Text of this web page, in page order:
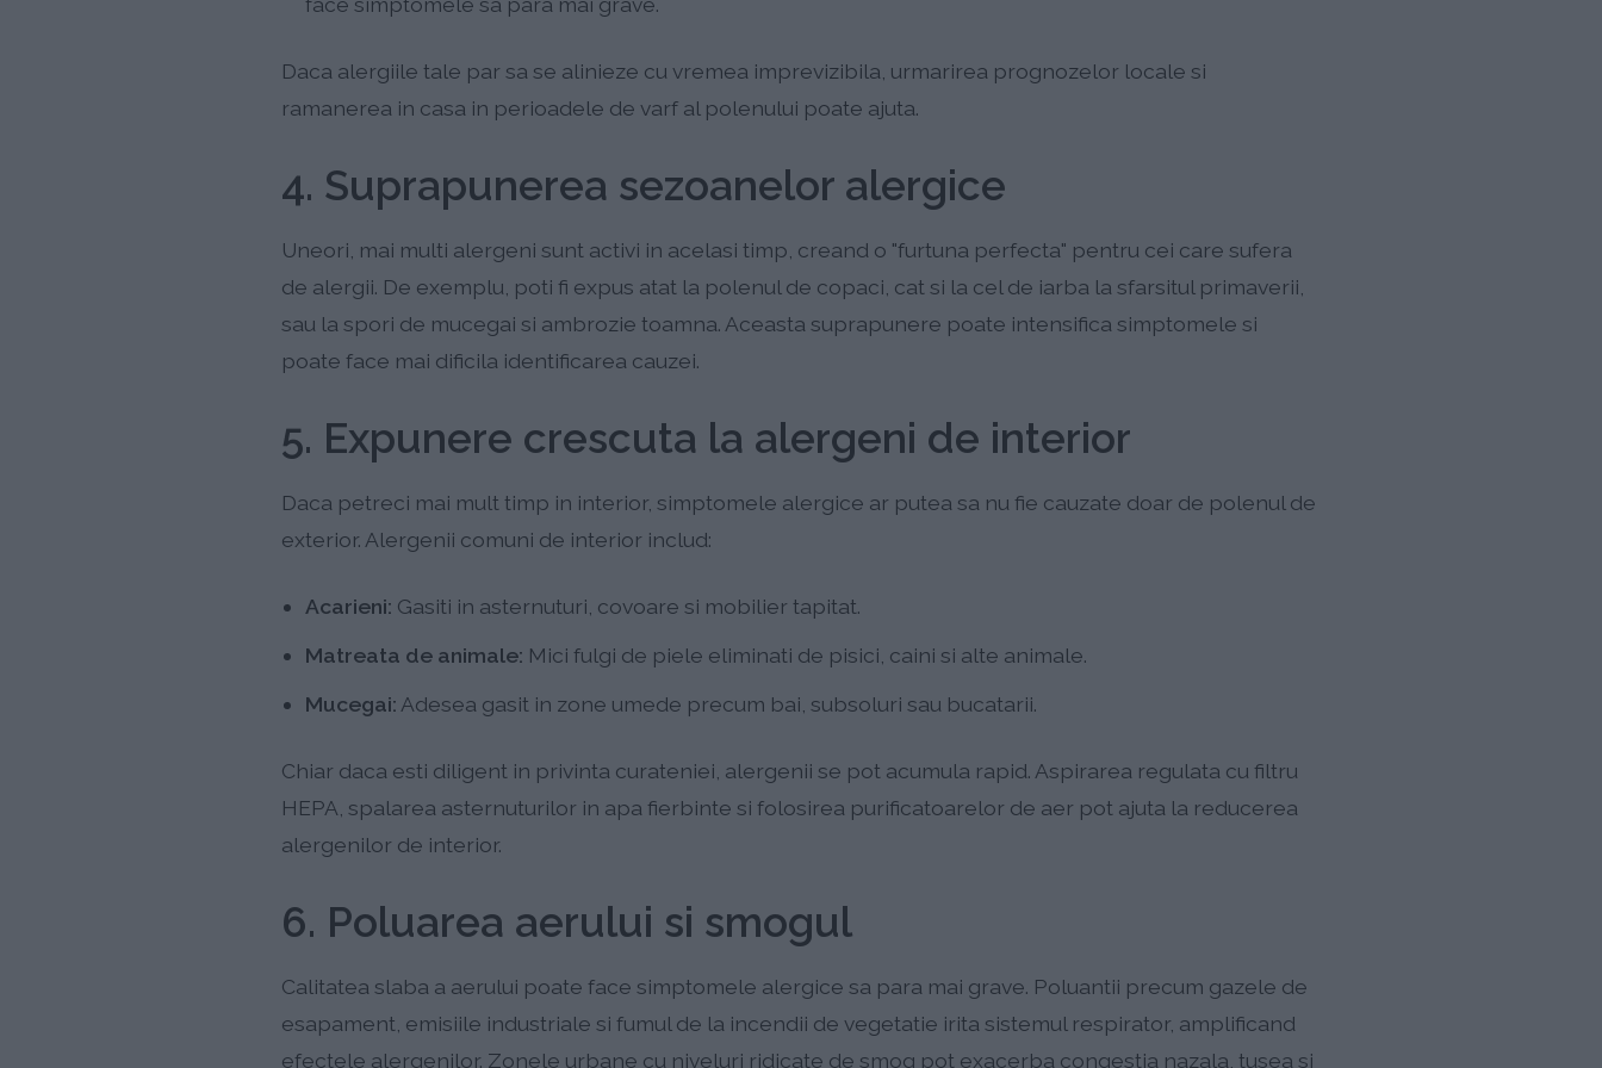
Daca alergiile tale par sa se alinieze cu vremea imprevizibila, urmarirea prognozelor locale si
ramanerea in casa in perioadele de varf al polenului poate ajuta.
4. Suprapunerea sezoanelor alergice
Uneori, mai multi alergeni sunt activi in acelasi timp, creand o "furtuna perfecta" pentru cei care sufera
de alergii. De exemplu, poti fi expus atat la polenul de copaci, cat si la cel de iarba la sfarsitul primaverii,
sau la spori de mucegai si ambrozie toamna. Aceasta suprapunere poate intensifica simptomele si
poate face mai dificila identificarea cauzei.
5. Expunere crescuta la alergeni de interior
Daca petreci mai mult timp in interior, simptomele alergice ar putea sa nu fie cauzate doar de polenul de
exterior. Alergenii comuni de interior includ:
Acarieni: Gasiti in asternuturi, covoare si mobilier tapitat.
Matreata de animale: Mici fulgi de piele eliminati de pisici, caini si alte animale.
Mucegai: Adesea gasit in zone umede precum bai, subsoluri sau bucatarii.
Chiar daca esti diligent in privinta curateniei, alergenii se pot acumula rapid. Aspirarea regulata cu filtru
HEPA, spalarea asternuturilor in apa fierbinte si folosirea purificatoarelor de aer pot ajuta la reducerea
alergenilor de interior.
6. Poluarea aerului si smogul
Calitatea slaba a aerului poate face simptomele alergice sa para mai grave. Poluantii precum gazele de
esapament, emisiile industriale si fumul de la incendii de vegetatie irita sistemul respirator, amplificand
efectele alergenilor. Zonele urbane cu niveluri ridicate de smog pot exacerba congestia nazala, tusea si